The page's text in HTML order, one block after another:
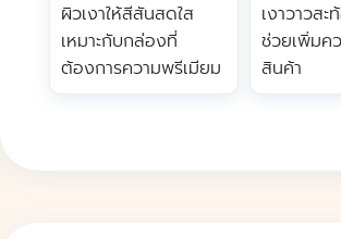
ผิวเงาให้สีสันสดใส
เหมาะกับกล่องที่
ต้องการความพรีเมียม
เงาวาวส
ช่วยเพิ่มค
สินค้า